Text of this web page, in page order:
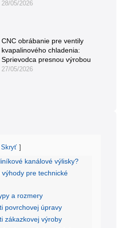
28/05/2026
CNC obrábanie pre ventily
kvapalinového chladenia:
Sprievodca presnou výrobou
27/05/2026
Skryť
kanálové výlisky?
výhody pre technické
a rozmery
povrchovej úpravy
zákazkovej výroby